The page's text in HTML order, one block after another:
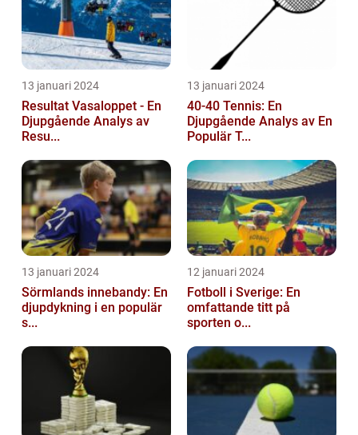
13 januari 2024
Resultat Vasaloppet - En
Djupgående Analys av
Resu...
13 januari 2024
40-40 Tennis: En
Djupgående Analys av En
Populär T...
13 januari 2024
Sörmlands innebandy: En
djupdykning i en populär
s...
12 januari 2024
Fotboll i Sverige: En
omfattande titt på
sporten o...